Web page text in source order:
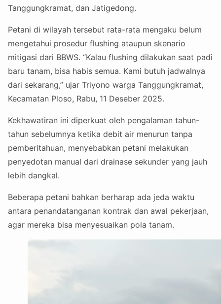
Tanggungkramat, dan Jatigedong.
Petani di wilayah tersebut rata-rata mengaku belum
mengetahui prosedur flushing ataupun skenario
mitigasi dari BBWS. “Kalau flushing dilakukan saat padi
baru tanam, bisa habis semua. Kami butuh jadwalnya
dari sekarang,” ujar Triyono warga Tanggungkramat,
Kecamatan Ploso, Rabu, 11 Deseber 2025.
Kekhawatiran ini diperkuat oleh pengalaman tahun-
tahun sebelumnya ketika debit air menurun tanpa
pemberitahuan, menyebabkan petani melakukan
penyedotan manual dari drainase sekunder yang jauh
lebih dangkal.
Beberapa petani bahkan berharap ada jeda waktu
antara penandatanganan kontrak dan awal pekerjaan,
agar mereka bisa menyesuaikan pola tanam.